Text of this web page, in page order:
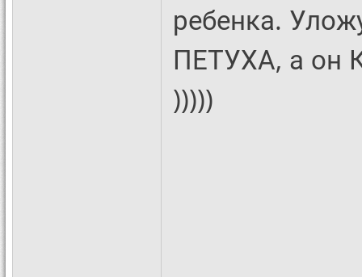
ребенка.
ПЕТУХА, а он
)))))